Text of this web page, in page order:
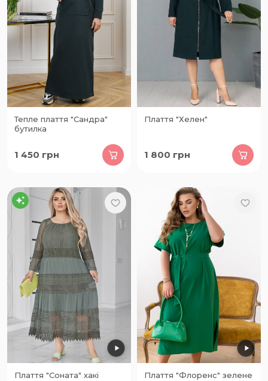
Тепле плаття "Сандра"
бутилка
1 450 грн
Плаття "Хелен"
1 800 грн
Плаття "Соната" хакі Плаття "Флоренс" зелене